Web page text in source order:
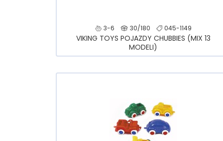
3-6 30/180 045-1149
VIKING TOYS POJAZDY CHUBBIES (MIX 13
MODELI)